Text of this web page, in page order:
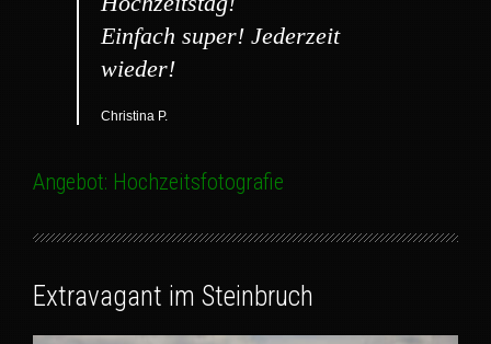
Einfach super! Jederzeit
wieder!
Christina P.
Angebot: Hochzeitsfotografie
Extravagant im Steinbruch